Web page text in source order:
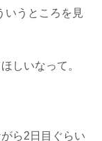
いうところを見
しいなって。
ら2日目ぐらい